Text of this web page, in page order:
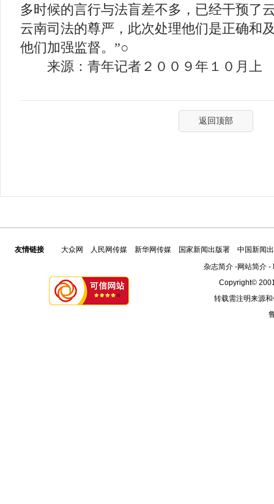
多时候的言行与法盲差不多，已经干预了
云南司法的尊严，此次处理他们是正确和
他们加强监督。”○
来源：青年记者２００９年１０月上
返回顶部
友情链接 大众网 人民网传媒 新华网传媒 国家新闻出版署
中国新闻
杂志简介-网站简介-
Copyright©
转载需注明来源